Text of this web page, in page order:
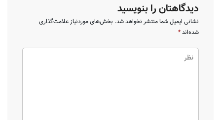
دیدگاهتان را بنویسید
نشانی ایمیل شما منتشر نخواهد شد. بخش‌های موردنیاز علامت‌گذاری
شده‌اند*